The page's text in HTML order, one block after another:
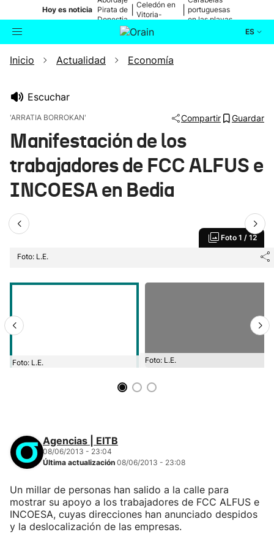
Hoy es noticia Pirata de
Donostia
Celedón en
Vitoria-
portuguesas
en las playas
ES
Buscador Actualidad
Ikusmiran
Eguraldia
Inicio Actualidad Economía
Escuchar
'ARRATIA BORROKAN' Compartir Guardar
Manifestación de los
trabajadores de FCC ALFUS e
INCOESA en Bedia
Foto 1 / 12
Foto: L.E.
Foto: L.E. Foto: L.E.
Agencias | EITB
08/06/2013 - 23:04
Última actualización 08/06/2013 - 23:08
Un millar de personas han salido a la calle para
mostrar su apoyo a los trabajadores de FCC ALFUS e
INCOESA, cuyas direcciones han anunciado despidos
y la deslocalización de las empresas.